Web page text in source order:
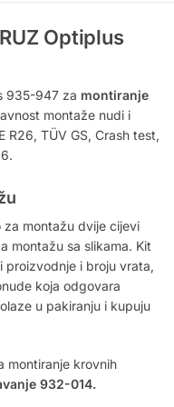
Optiplus
935-947 za montiranje
montaže nudi i
R26, TÜV GS, Crash test,
za montažu dvije cijevi
montažu sa slikama. Kit
proizvodnje i broju vrata,
koja odgovara
u pakiranju i kupuju
montiranje krovnih
932-014.